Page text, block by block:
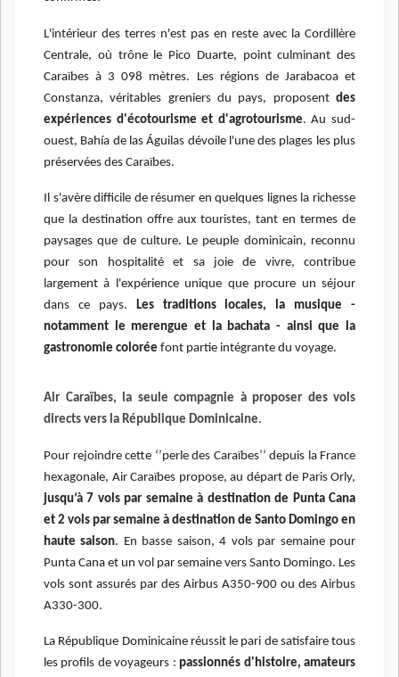
L'intérieur des terres n'est pas en reste avec la Cordillère
Centrale, où trône le Pico Duarte, point culminant des
Caraïbes à 3 098 mètres. Les régions de Jarabacoa et
Constanza, véritables greniers du pays, proposent des
expériences d'écotourisme et d'agrotourisme. Au sud-
ouest, Bahía de las Águilas dévoile l'une des plages les plus
préservées des Caraïbes.
Il s'avère difficile de résumer en quelques lignes la richesse
que la destination offre aux touristes, tant en termes de
paysages que de culture. Le peuple dominicain, reconnu
pour son hospitalité et sa joie de vivre, contribue
largement à l'expérience unique que procure un séjour
dans ce pays. Les traditions locales, la musique -
notamment le merengue et la bachata - ainsi que la
gastronomie colorée font partie intégrante du voyage.
Air Caraïbes, la seule compagnie à proposer des vols
directs vers la République Dominicaine.
Pour rejoindre cette ‘’perle des Caraïbes’’ depuis la France
hexagonale, Air Caraïbes propose, au départ de Paris Orly,
jusqu’à 7 vols par semaine à destination de Punta Cana
et 2 vols par semaine à destination de Santo Domingo en
haute saison. En basse saison, 4 vols par semaine pour
Punta Cana et un vol par semaine vers Santo Domingo. Les
vols sont assurés par des Airbus A350-900 ou des Airbus
A330-300.
La République Dominicaine réussit le pari de satisfaire tous
les profils de voyageurs : passionnés d'histoire, amateurs